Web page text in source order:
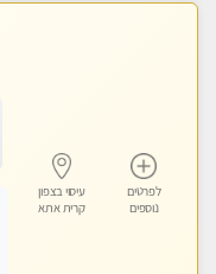
לפרטים
נוספים
עיסוי בצפון
קרית אתא